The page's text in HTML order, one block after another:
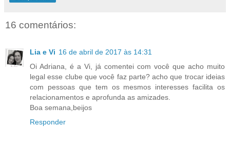
16 comentários:
Lia e Vi 16 de abril de 2017 às 14:31
Oi Adriana, é a Vi, já comentei com você que acho muito
legal esse clube que você faz parte? acho que trocar ideias
com pessoas que tem os mesmos interesses facilita os
relacionamentos e aprofunda as amizades.
Boa semana,beijos
Responder